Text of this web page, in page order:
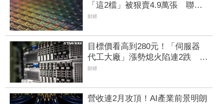
「這2檔」被狠賣4.9萬張 聯電
中刀失血38.2億元跌4.53%
財經
目標價看高到280元！「伺服器
代工大廠」漲勢熄火陷連2跌 三
大法人今出清1.1萬張、抽回21億
財經
營收連2月攻頂！AI產業前景明朗